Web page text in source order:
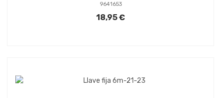
9641653
18,95 €